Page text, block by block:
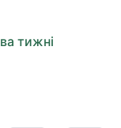
тижні